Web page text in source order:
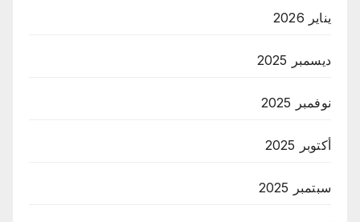
يناير 2026
ديسمبر 2025
نوفمبر 2025
أكتوبر 2025
سبتمبر 2025